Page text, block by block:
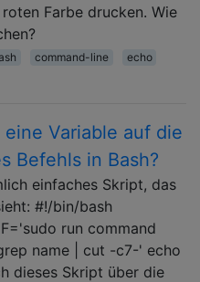
Farbe drucken. Wie
command-line
echo
Variable auf die
Befehls in Bash?
einfaches Skript, das
#!/bin/bash
run command
name | cut -c7-' echo
dieses Skript über die